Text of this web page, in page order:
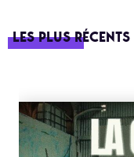
LES PLUS RÉCENTS